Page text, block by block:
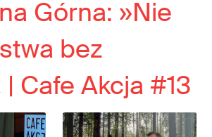
Górna: »Nie
bez
Cafe Akcja #13